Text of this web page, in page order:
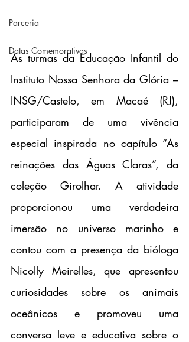
Parceria
Datas Comemorativas
As turmas da Educação Infantil do
Instituto Nossa Senhora da Glória –
INSG/Castelo, em Macaé (RJ),
participaram de uma vivência
especial inspirada no capítulo “As
reinações das Águas Claras”, da
coleção Girolhar. A atividade
proporcionou uma verdadeira
imersão no universo marinho e
contou com a presença da bióloga
Nicolly Meirelles, que apresentou
curiosidades sobre os animais
oceânicos e promoveu uma
conversa leve e educativa sobre o